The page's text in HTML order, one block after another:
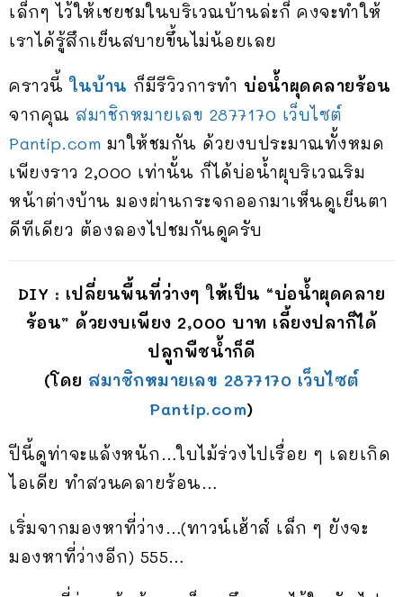
เล็กๆ ไว้ให้เชยชมในบริเวณบ้านล่ะก็ คงจะทำให้
เราได้รู้สึกเย็นสบายขึ้นไม่น้อยเลย
คราวนี้ในบ้าน ก็มีรีวิวการทำ บ่อน้ำผุดคลายร้อน
จากคุณ สมาชิกหมายเลข 2877170 เว็บไซต์
Pantip.com มาให้ชมกัน ด้วยงบประมาณทั้งหมด
เพียงราว 2,000 เท่านั้น ก็ได้บ่อน้ำผุบริเวณริม
หน้าต่างบ้าน มองผ่านกระจกออกมาเห็นดูเย็นตา
ดีทีเดียว ต้องลองไปชมกันดูครับ
DIY : เปลี่ยนพื้นที่ว่างๆ ให้เป็น “บ่อน้ำผุดคลาย
ร้อน” ด้วยงบเพียง 2,000 บาท เลี้ยงปลาก็ได้
ปลูกพืชน้ำก็ดี
(โดย สมาชิกหมายเลข 2877170 เว็บไซต์
Pantip.com)
ปีนี้ดูท่าจะแล้งหนัก…ใบไม้ร่วงไปเรื่อย ๆ เลยเกิด
ไอเดีย ทำสวนคลายร้อน…
เริ่มจากมองหาที่ว่าง…(ทาวน์เฮ้าส์ เล็ก ๆ ยังจะ
มองหาที่ว่างอีก) 555…